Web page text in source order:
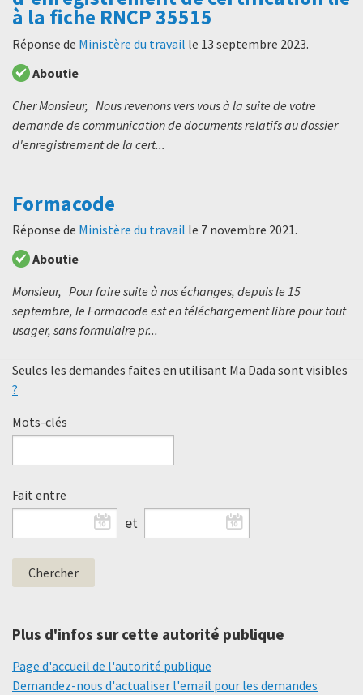
à la fiche RNCP 35515
Réponse de Ministère du travail le 13 septembre 2023.
Aboutie
Cher Monsieur, Nous revenons vers vous à la suite de votre
demande de communication de documents relatifs au dossier
d'enregistrement de la cert...
Formacode
Réponse de Ministère du travail le 7 novembre 2021.
Aboutie
Monsieur, Pour faire suite à nos échanges, depuis le 15
septembre, le Formacode est en téléchargement libre pour tout
usager, sans formulaire pr...
Seules les demandes faites en utilisant Ma Dada sont visibles
?
Mots-clés
Fait entre
et
Plus d'infos sur cette autorité publique
Page d'accueil de l'autorité publique
Demandez-nous d'actualiser l'email pour les demandes